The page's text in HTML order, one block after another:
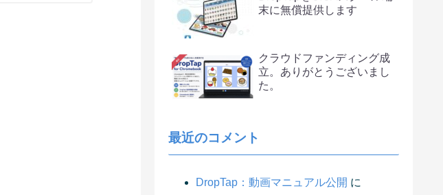
末に無償提供します
クラウドファンディング成
立。ありがとうございまし
た。
最近のコメント
DropTap：動画マニュアル公開 に